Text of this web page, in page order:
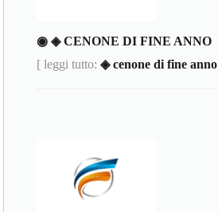
◉ ◈ CENONE DI FINE ANNO
[ leggi tutto:◈ cenone di fine anno